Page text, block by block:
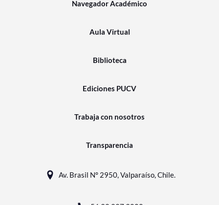
Navegador Académico
Aula Virtual
Biblioteca
Ediciones PUCV
Trabaja con nosotros
Transparencia
Av. Brasil N° 2950, Valparaíso, Chile.